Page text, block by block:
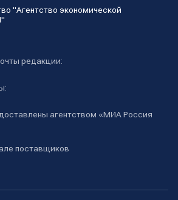
"Агентство экономической
редакции:
агентством «МИА Россия
поставщиков